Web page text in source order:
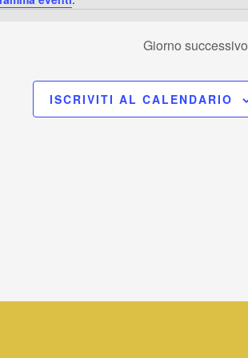
Giorno successivo
ISCRIVITI AL CALENDARIO